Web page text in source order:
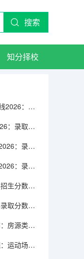
搜索
知分择校
内蒙古交通职业技术学院投档线2026：录取分数线、费用与入学手续详解
内蒙古警察职业学院投档线2026：录取分数线、费用与入学手续详解
江苏海事职业技术学院投档线2026：录取分数线、费用与入学手续详解
无锡商业职业技术学院投档线2026：录取分数线、费用与入学手续详解
广西农业职业技术大学2026年招生分数线预测：报到流程与生活费用指南
河北工业职业技术大学2026年录取分数是多少？新生报到与住宿条件说明
深圳大学2026年周边租房指南：房源类型、租金水平与交通配套
河南工业大学2026年体育设施：运动场馆、健身房与体育课程